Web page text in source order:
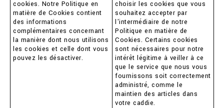
cookies. Notre Politique en
matière de Cookies contient
des informations
complémentaires concernant
la manière dont nous utilisons
les cookies et celle dont vous
pouvez les désactiver.
choisir les cookies que vous
souhaitez accepter par
l'intermédiaire de notre
Politique en matière de
Cookies. Certains cookies
sont nécessaires pour notre
intérêt légitime à veiller à ce
que le service que nous vous
fournissons soit correctement
administré, comme le
maintien des articles dans
votre caddie.